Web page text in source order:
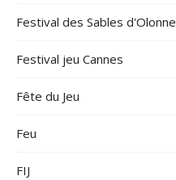
Festival des Sables d'Olonne
Festival jeu Cannes
Fête du Jeu
Feu
FIJ